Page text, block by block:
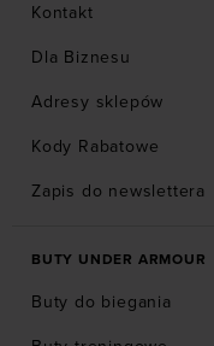
Kontakt
Dla Biznesu
Adresy sklepów
Kody Rabatowe
Zapis do newslettera
BUTY UNDER ARMOUR
Buty do biegania